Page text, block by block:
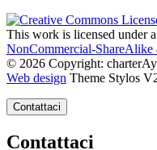
This work is licensed under a
NonCommercial-ShareAlike
© 2026 Copyright:
Web design Theme Stylos
Contattaci
Contattaci